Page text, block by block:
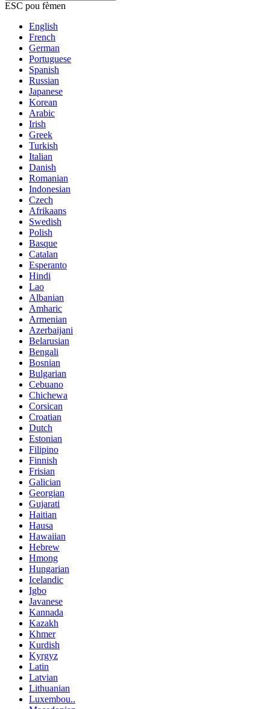
ESC pou fèmen
English
French
German
Portuguese
Spanish
Russian
Japanese
Korean
Arabic
Irish
Greek
Turkish
Italian
Danish
Romanian
Indonesian
Czech
Afrikaans
Swedish
Polish
Basque
Catalan
Esperanto
Hindi
Lao
Albanian
Amharic
Armenian
Azerbaijani
Belarusian
Bengali
Bosnian
Bulgarian
Cebuano
Chichewa
Corsican
Croatian
Dutch
Estonian
Filipino
Finnish
Frisian
Galician
Georgian
Gujarati
Haitian
Hausa
Hawaiian
Hebrew
Hmong
Hungarian
Icelandic
Igbo
Javanese
Kannada
Kazakh
Khmer
Kurdish
Kyrgyz
Latin
Latvian
Lithuanian
Luxembou..